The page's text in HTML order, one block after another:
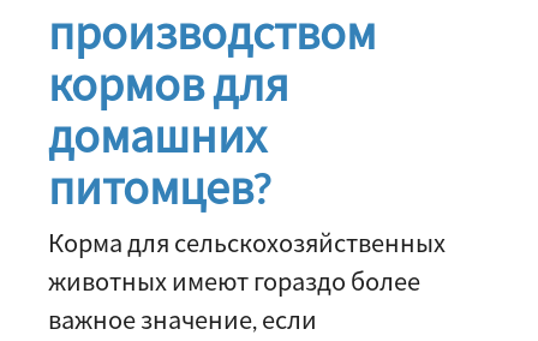
производством
кормов для
домашних
питомцев?
Корма для сельскохозяйственных
животных имеют гораздо более
важное значение, если